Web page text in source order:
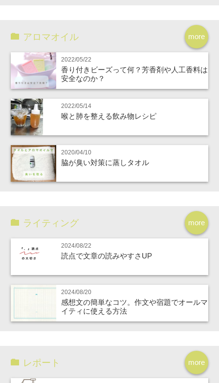
more
アロマオイル
2022/05/22
香り付きビーズって何？芳香剤や人工香料は
安全なのか？
2022/05/14
喉と肺を整える飲み物レシピ
2020/04/10
脇が臭い対策に蒸しタオル
more
ライティング
2024/08/22
読点で文章の読みやすさUP
2024/08/20
感想文の簡単なコツ。作文や宿題でオールマ
イティに使える方法
more
レポート